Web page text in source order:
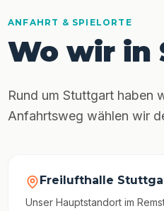
ANFAHRT & SPIELORTE
Wo wir in
Rund um Stuttgart haben
Anfahrtsweg wählen wir
Freilufthalle
Unser Hauptstandort im